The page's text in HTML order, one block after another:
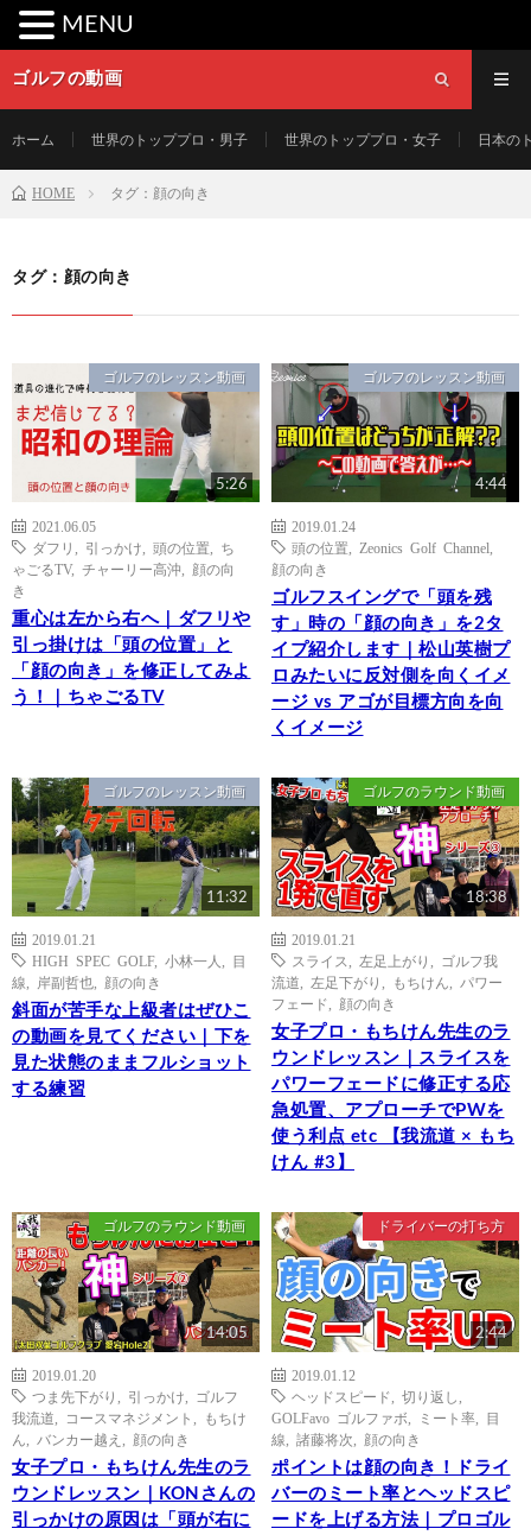
ゴルフの動画
ホーム 世界のトッププロ・男子 世界のトッププロ・女子 日本の
HOME タグ：顔の向き
タグ：顔の向き
ゴルフのレッスン動画
5:26
2021.06.05
ダフリ
引っかけ 頭の位置
ち
ゃごるTV, チャーリー高沖
顔の向
き
重心は左から右へ｜ダフリや
引っ掛けは「頭の位置」と
「顔の向き」を修正してみよ
う！｜ちゃごるTV
ゴルフのレッスン動画
4:44
2019.01.24
頭の位置
Zeonics Golf Channel
顔の向き
ゴルフスイングで「頭を残
す」時の「顔の向き」を2タ
イプ紹介します｜松山英樹プ
ロみたいに反対側を向くイメ
ージ vs アゴが目標方向を向
くイメージ
ゴルフのレッスン動画
11:32
2019.01.21
HIGH SPEC GOLF, 小林一人
目
線
岸副哲也 顔の向き
斜面が苦手な上級者はぜひこ
の動画を見てください｜下を
見た状態のままフルショット
する練習
ゴルフのラウンド動画
18:38
2019.01.21
スライス
左足上がり
ゴルフ我
流道
左足下がり もちけん
パワー
フェード
顔の向き
女子プロ・もちけん先生のラ
ウンドレッスン｜スライスを
パワーフェードに修正する応
急処置、アプローチでPWを
使う利点 etc 【我流道 × もち
けん #3】
ゴルフのラウンド動画
14:05
2019.01.20
つま先下がり
引っかけ
ゴルフ
我流道
コースマネジメント
もちけ
ん
バンカー越え 顔の向き
女子プロ・もちけん先生のラ
ウンドレッスン｜KONさんの
引っかけの原因は「頭が右に
ドライバーの打ち方
2:44
2019.01.12
ヘッドスピード
切り返し
GOLFavo ゴルファボ
ミート率
目
線
諸藤将次 顔の向き
ポイントは顔の向き！ドライ
バーのミート率とヘッドスピ
ードを上げる方法｜プロゴル
MENU